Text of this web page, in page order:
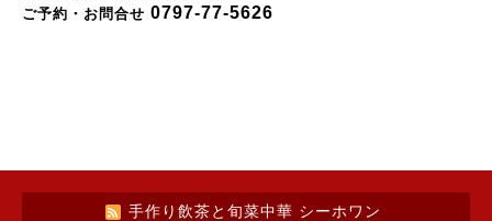
ご予約・お問合せ 0797-77-5626
手作り飲茶と旬菜中華 シーホワン